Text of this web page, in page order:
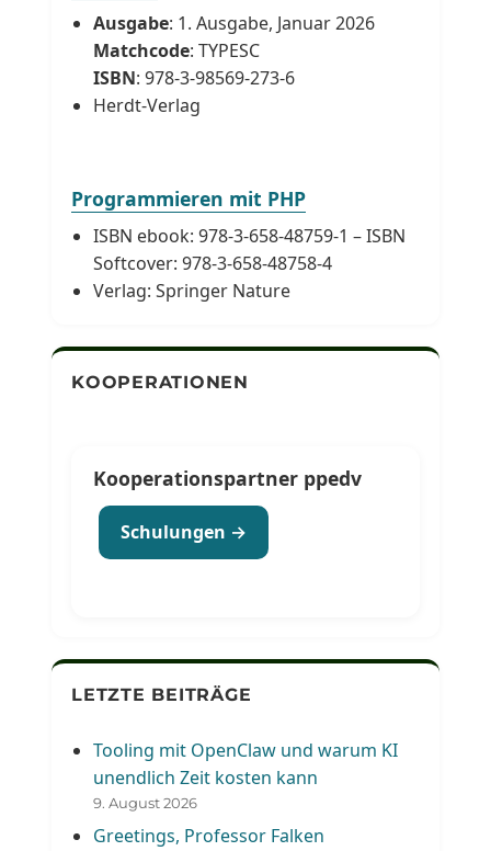
Ausgabe: 1. Ausgabe, Januar 2026
Matchcode: TYPESC
ISBN: 978-3-98569-273-6
Herdt-Verlag
Programmieren mit PHP
ISBN ebook: 978-3-658-48759-1 – ISBN
Softcover: 978-3-658-48758-4
Verlag: Springer Nature
KOOPERATIONEN
Kooperationspartner ppedv
Schulungen →
LETZTE BEITRÄGE
Tooling mit OpenClaw und warum KI
unendlich Zeit kosten kann
9. August 2026
Greetings, Professor Falken